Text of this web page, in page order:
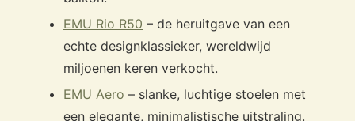
EMU Rio R50 – de heruitgave van een
echte designklassieker, wereldwijd
miljoenen keren verkocht.
EMU Aero – slanke, luchtige stoelen met
een elegante, minimalistische uitstraling.